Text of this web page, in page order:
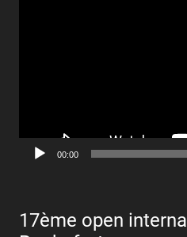
00:00
17ème open